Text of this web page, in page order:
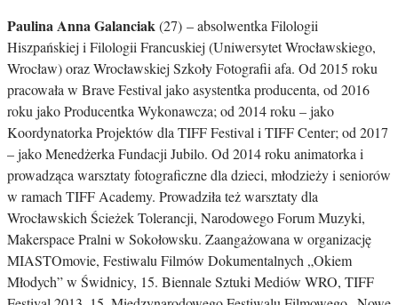
Paulina Anna Galanciak(27) – absolwentka Filologii
Hiszpańskiej i Filologii Francuskiej (Uniwersytet Wrocławskiego,
Wrocław) oraz Wrocławskiej Szkoły Fotografii afa. Od 2015 roku
pracowała w Brave Festival jako asystentka producenta, od 2016
roku jako Producentka Wykonawcza; od 2014 roku – jako
Koordynatorka Projektów dla TIFF Festival i TIFF Center; od 2017
– jako Menedżerka Fundacji Jubilo. Od 2014 roku animatorka i
prowadząca warsztaty fotograficzne dla dzieci, młodzieży i seniorów
w ramach TIFF Academy. Prowadziła też warsztaty dla
Wrocławskich Ścieżek Tolerancji, Narodowego Forum Muzyki,
Makerspace Pralni w Sokołowsku. Zaangażowana w organizację
MIASTOmovie, Festiwalu Filmów Dokumentalnych „Okiem
Młodych” w Świdnicy, 15. Biennale Sztuki Mediów WRO, TIFF